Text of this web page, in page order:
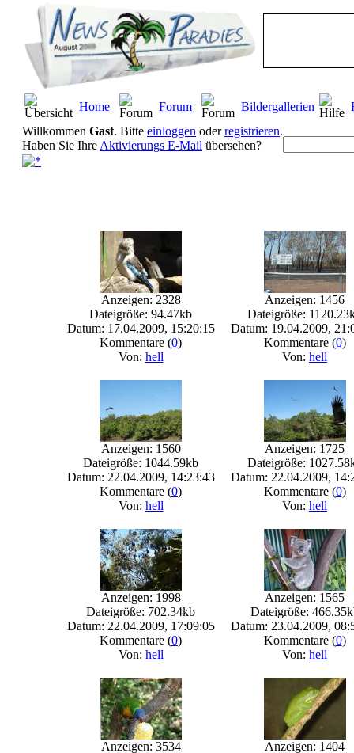
Home Forum Bildergallerien
Willkommen Gast. Bitte einloggen oderregistrieren.
Haben Sie Ihre Aktivierungs E-Mail übersehen?
Anzeigen: 2328
Dateigröße: 94.47kb
Datum: 17.04.2009, 15:20:15
Kommentare (0)
Von: hell
Anzeigen: 1456
Dateigröße:
Datum: 19.04.2009,
Kommentare (0)
Von: hell
Anzeigen: 1560
Dateigröße: 1044.59kb
Datum: 22.04.2009, 14:23:43
Kommentare (0)
Von: hell
Anzeigen: 1725
Dateigröße:
Datum: 22.04.2009,
Kommentare (0)
Von: hell
Anzeigen: 1998
Dateigröße: 702.34kb
Datum: 22.04.2009, 17:09:05
Kommentare (0)
Von: hell
Anzeigen: 1565
Dateigröße:
Datum: 23.04.2009,
Kommentare (0)
Von: hell
Anzeigen: 3534
Anzeigen: 1404